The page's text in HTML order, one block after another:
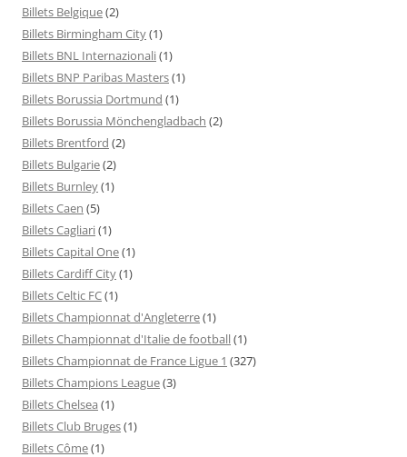
Billets Belgique(2)
Billets Birmingham City(1)
Billets BNL Internazionali(1)
Billets BNP Paribas Masters(1)
Billets Borussia Dortmund (1)
Billets Borussia Mönchengladbach (2)
Billets Brentford (2)
Billets Bulgarie(2)
Billets Burnley(1)
Billets Caen (5)
Billets Cagliari(1)
Billets Capital One(1)
Billets Cardiff City(1)
Billets Celtic FC(1)
Billets Championnat d'Angleterre(1)
Billets Championnat d'Italie de football(1)
Billets Championnat de France Ligue 1 (327)
Billets Champions League(3)
Billets Chelsea (1)
Billets Club Bruges(1)
Billets Côme(1)